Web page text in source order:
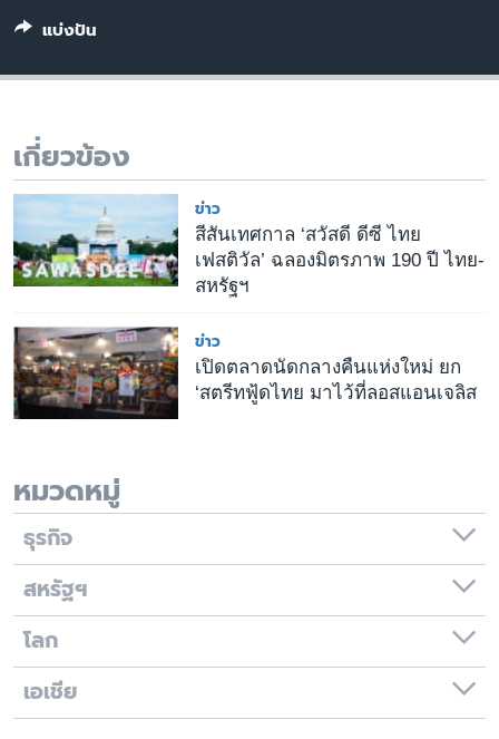
แบ่งปัน
เกี่ยวข้อง
ข่าว
สีสันเทศกาล ‘สวัสดี ดีซี ไทย
เฟสติวัล’ ฉลองมิตรภาพ 190 ปี ไทย-
สหรัฐฯ
ข่าว
เปิดตลาดนัดกลางคืนแห่งใหม่ ยก
‘สตรีทฟู้ดไทย มาไว้ที่ลอสแอนเจลิส
หมวดหมู่
ธุรกิจ
สหรัฐฯ
โลก
เอเชีย